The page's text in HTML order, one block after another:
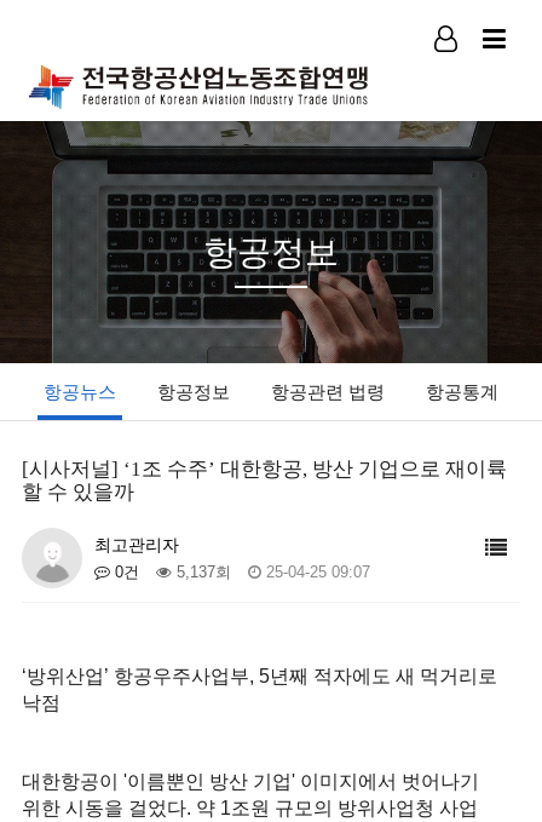
항공정보
항공뉴스 항공정보 항공관련 법령 항공통계
[시사저널] ‘1조 수주’ 대한항공, 방산 기업으로 재이륙
할 수 있을까
최고관리자
0건 5,137회 25-04-25 09:07
‘방위산업’ 항공우주사업부, 5년째 적자에도 새 먹거리로
낙점
대한항공이 '이름뿐인 방산 기업' 이미지에서 벗어나기
위한 시동을 걸었다. 약 1조원 규모의 방위사업청 사업